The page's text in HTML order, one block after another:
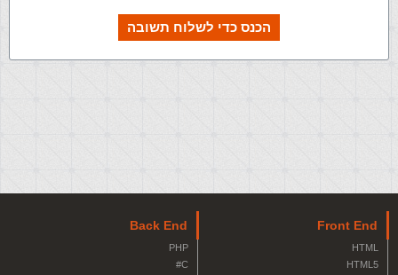
הכנס כדי לשלוח תשובה
Front End
HTML
HTML5
Back End
PHP
C#